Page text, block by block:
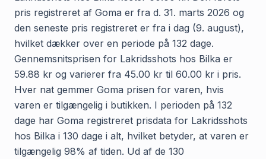
pris registreret af Goma er fra d. 31. marts 2026 og
den seneste pris registreret er fra i dag (9. august),
hvilket dækker over en periode på 132 dage.
Gennemsnitsprisen for Lakridsshots hos Bilka er
59.88 kr og varierer fra 45.00 kr til 60.00 kr i pris.
Hver nat gemmer Goma prisen for varen, hvis
varen er tilgængelig i butikken. I perioden på 132
dage har Goma registreret prisdata for Lakridsshots
hos Bilka i 130 dage i alt, hvilket betyder, at varen er
tilgængelig 98% af tiden. Ud af de 130